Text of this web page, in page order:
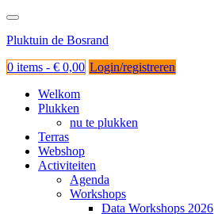
Ga
de
Pluktuin de Bosrand
0 items - € 0,00 Login/registreren
Welkom
Plukken
nu te plukken
Terras
Webshop
Activiteiten
Agenda
Workshops
Data Workshops 2026